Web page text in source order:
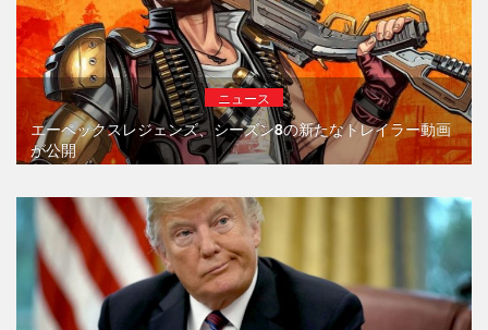
ニュース
エーペックスレジェンズ、シーズン8の新たなトレイラー動画
が公開